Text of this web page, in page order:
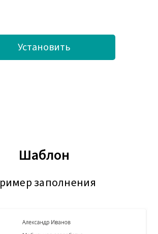
Установить
Шаблон
заполнения